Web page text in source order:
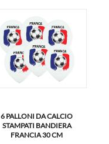
6 PALLONI DA CALCIO
STAMPATI BANDIERA
FRANCIA 30 CM